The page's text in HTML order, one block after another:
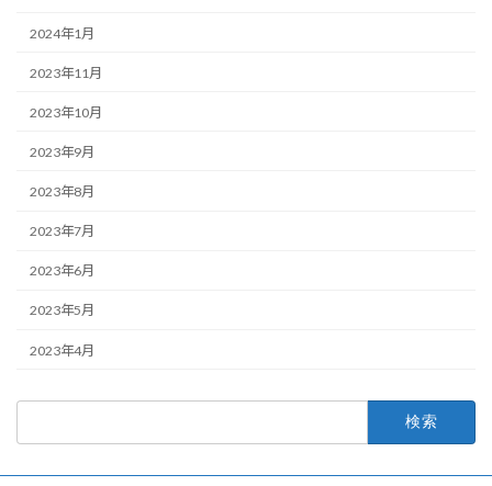
2024年1月
2023年11月
2023年10月
2023年9月
2023年8月
2023年7月
2023年6月
2023年5月
2023年4月